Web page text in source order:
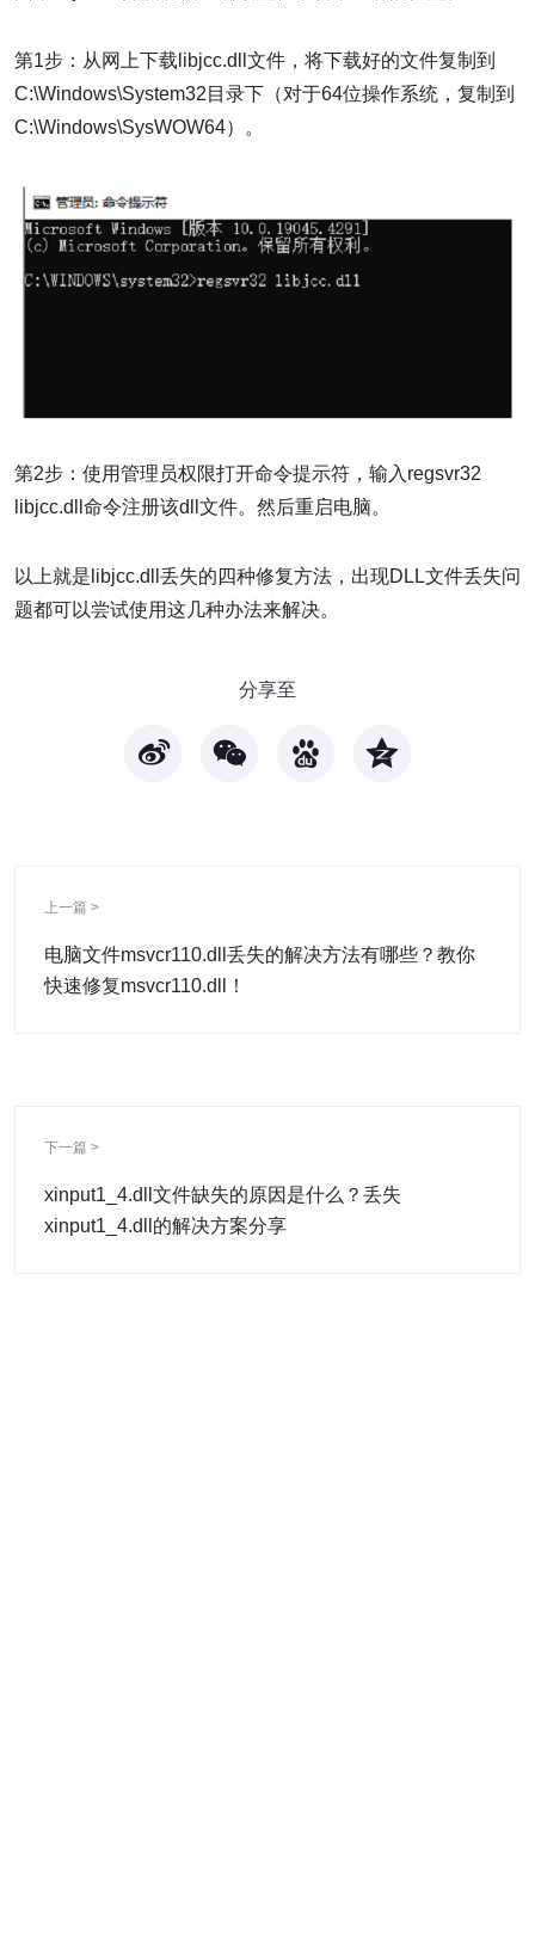
第1步：从网上下载libjcc.dll文件，将下载好的文件复制到
C:\Windows\System32目录下（对于64位操作系统，复制到
C:\Windows\SysWOW64）。
第2步：使用管理员权限打开命令提示符，输入regsvr32
libjcc.dll命令注册该dll文件。然后重启电脑。
以上就是libjcc.dll丢失的四种修复方法，出现DLL文件丢失问
题都可以尝试使用这几种办法来解决。
分享至
上一篇 >
电脑文件msvcr110.dll丢失的解决方法有哪些？教你
快速修复msvcr110.dll！
下一篇 >
xinput1_4.dll文件缺失的原因是什么？丢失
xinput1_4.dll的解决方案分享